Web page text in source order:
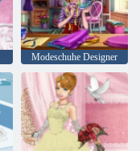
Modeschuhe Designer